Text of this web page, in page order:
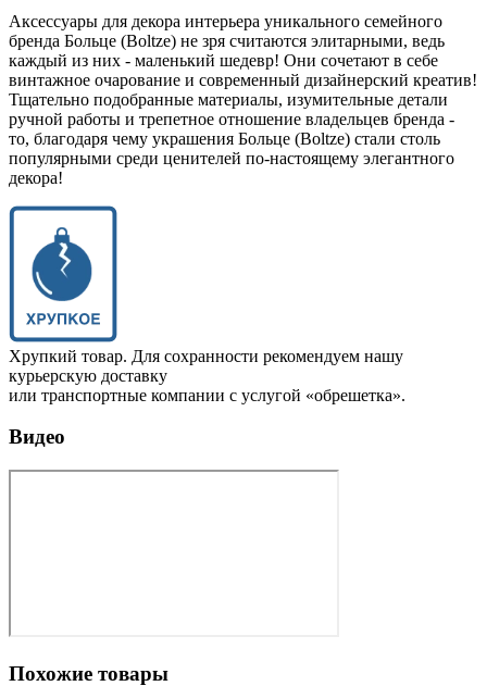
Аксессуары для декора интерьера уникального семейного
бренда Больце (Boltze) не зря считаются элитарными, ведь
каждый из них - маленький шедевр! Они сочетают в себе
винтажное очарование и современный дизайнерский креатив!
Тщательно подобранные материалы, изумительные детали
ручной работы и трепетное отношение владельцев бренда -
то, благодаря чему украшения Больце (Boltze) стали столь
популярными среди ценителей по-настоящему элегантного
декора!
Хрупкий товар. Для сохранности рекомендуем нашу
курьерскую доставку
или транспортные компании с услугой «обрешетка».
Видео
Похожие товары